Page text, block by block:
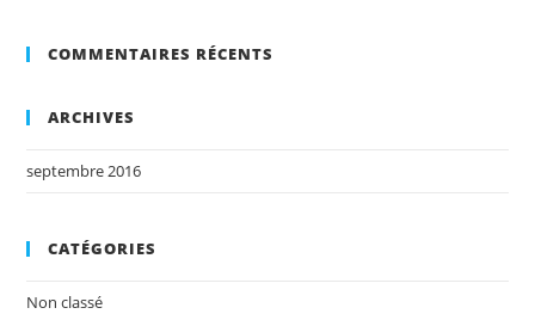
COMMENTAIRES RÉCENTS
ARCHIVES
septembre 2016
CATÉGORIES
Non classé